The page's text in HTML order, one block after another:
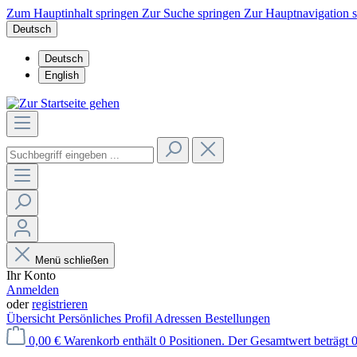
Zum Hauptinhalt springen Zur Suche springen Zur Hauptnavigation
Deutsch
Deutsch
English
Menü schließen
Ihr Konto
Anmelden
oderregistrieren
Übersicht Persönliches Profil Adressen Bestellungen
0,00 € Warenkorb enthält 0 Positionen. Der Gesamtwert beträgt